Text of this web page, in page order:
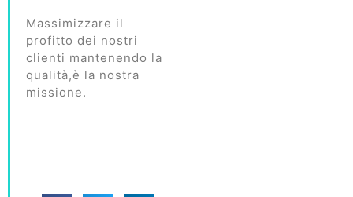
Massimizzare il
profitto dei nostri
clienti mantenendo la
qualità,è la nostra
missione.